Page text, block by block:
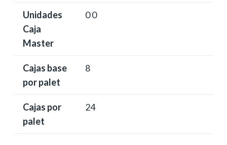
Unidades
Caja
Master
0 0
Cajas base
por palet
8
Cajas por
palet
24